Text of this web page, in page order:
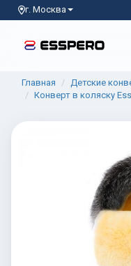
г. Москва
Главная Детские
Конверт в коляску